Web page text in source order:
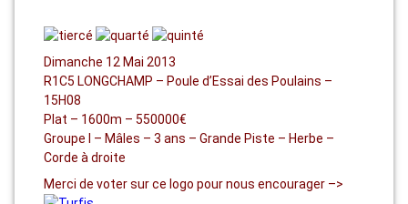
Dimanche 12 Mai 2013
R1C5 LONGCHAMP – Poule d’Essai des Poulains –
15H08
Plat – 1600m – 550000€
Groupe I – Mâles – 3 ans – Grande Piste – Herbe –
Corde à droite
Merci de voter sur ce logo pour nous encourager –>